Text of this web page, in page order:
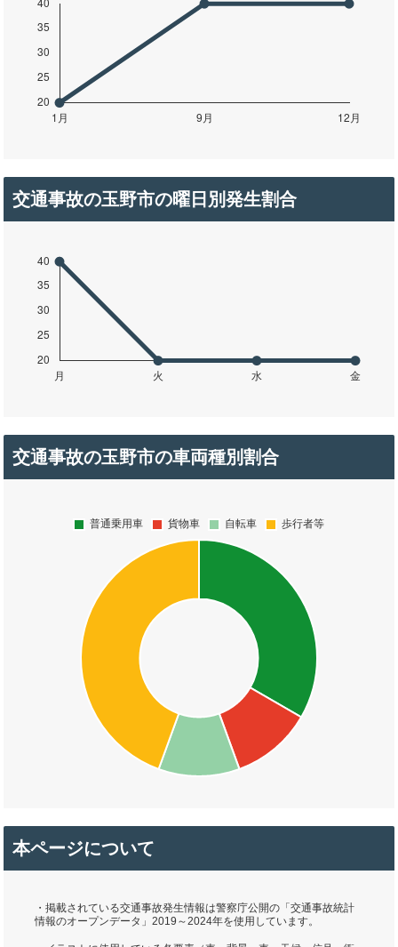
交通事故の玉野市の曜日別発生割合
交通事故の玉野市の車両種別割合
本ページについて
・掲載されている交通事故発生情報は警察庁公開の「交通事故統計
情報のオープンデータ」2019～2024年を使用しています。